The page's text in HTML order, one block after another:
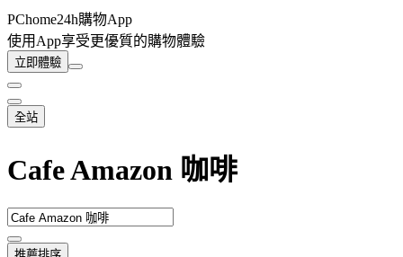
PChome24h購物App
使用App享受更優質的購物體驗
立即體驗
全站
Cafe Amazon 咖啡